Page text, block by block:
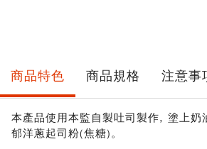
商品特色 商品規格 注意事
本產品使用本監自製吐司製作, 塗上奶
郁洋蔥起司粉(焦糖)。